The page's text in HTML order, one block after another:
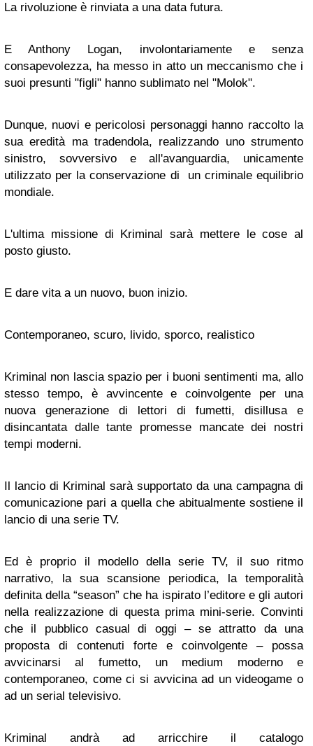
La rivoluzione è rinviata a una data futura.
E Anthony Logan, involontariamente e senza
consapevolezza, ha messo in atto un meccanismo che i
suoi presunti "figli" hanno sublimato nel "Molok".
Dunque, nuovi e pericolosi personaggi hanno raccolto la
sua eredità ma tradendola, realizzando uno strumento
sinistro, sovversivo e all'avanguardia, unicamente
utilizzato per la conservazione di un criminale equilibrio
mondiale.
L'ultima missione di Kriminal
sarà mettere le cose al
posto giusto.
E dare vita a un nuovo, buon inizio.
Contemporaneo, scuro, livido, sporco, realistico
Kriminal non lascia spazio per i buoni sentimenti ma, allo
stesso tempo, è avvincente e coinvolgente per una
nuova generazione di lettori di fumetti, disillusa e
disincantata dalle tante promesse mancate dei nostri
tempi moderni.
Il lancio di Kriminal sarà supportato da una campagna di
comunicazione pari a quella che abitualmente sostiene il
lancio di una serie TV.
Ed è proprio il modello della serie TV, il suo ritmo
narrativo, la sua scansione periodica, la temporalità
definita della “season” che ha ispirato l’editore e gli autori
nella realizzazione di questa prima mini-serie. Convinti
che il pubblico casual
di oggi – se attratto da una
proposta di contenuti forte e coinvolgente – possa
avvicinarsi al fumetto, un medium moderno e
contemporaneo, come ci si avvicina ad un videogame o
ad un serial televisivo.
Kriminal
andrà ad arricchire il catalogo